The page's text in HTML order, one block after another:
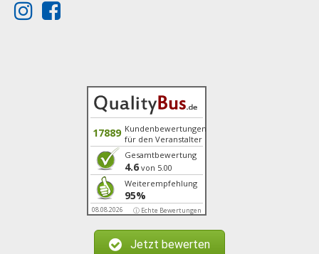
17889 Kundenbewertungen
für den Veranstalter
Gesamtbewertung
4.6 von 5.00
Weiterempfehlung
95%
08.08.2026 ⓘ Echte Bewertungen
Jetzt bewerten